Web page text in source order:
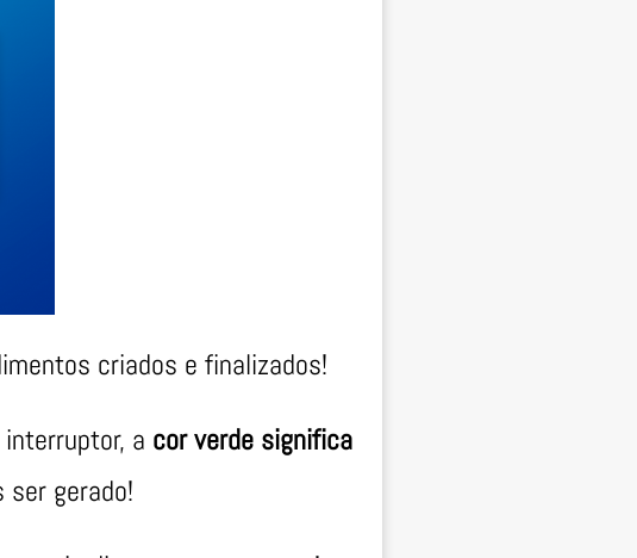
criados e finalizados!
a cor verde significa
ser gerado!